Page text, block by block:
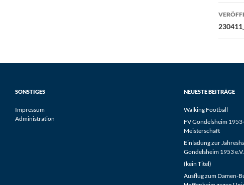
SONSTIGES
Impressum
Administration
NEUESTE BEITRÄGE
Walking Football
FV Gondelsheim 1953
Meisterschaft
Einladung zur
Gondelsheim 1953 e.V.
(kein Titel)
Ausflug zum Damen-